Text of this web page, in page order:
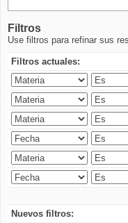
Filtros
Use filtros para refinar sus
Filtros actuales:
Nuevos filtros: